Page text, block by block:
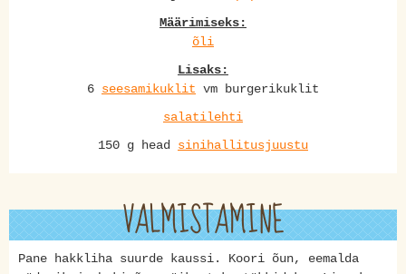
Määrimiseks:
õli
Lisaks:
6 seesamikuklit vm burgerikuklit
salatilehti
150 g head sinihallitusjuustu
VALMISTAMINE
Pane hakkliha suurde kaussi. Koori õun, eemalda